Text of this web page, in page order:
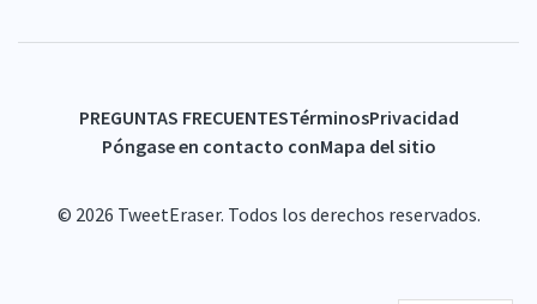
© 2026 TweetEraser. Todos los derechos reservados.
PREGUNTAS FRECUENTESTérminosPrivacidad
Póngase en contacto conMapa del sitio